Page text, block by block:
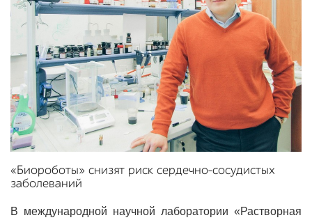
«Биороботы» снизят риск сердечно-сосудистых
заболеваний
В международной научной лаборатории «Растворная